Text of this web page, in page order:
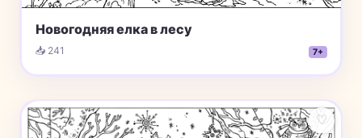
Новогодняя елка в лесу
📥 241 7+
♡